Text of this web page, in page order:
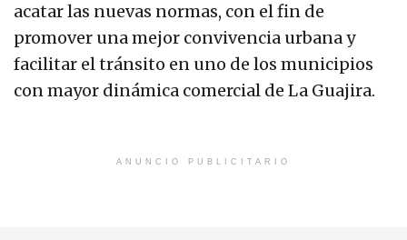
acatar las nuevas normas, con el fin de
promover una mejor convivencia urbana y
facilitar el tránsito en uno de los municipios
con mayor dinámica comercial de La Guajira.
ANUNCIO PUBLICITARIO